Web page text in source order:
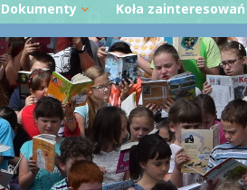
Dokumenty
Statut
Program wychowawczo-
profilaktyczny
Załącznik nr 1 do SPWP
Załącznik nr 2 do SPWP
Wniosek o wydanie opinii o
Koła zainteresowań
Kodowanie
Otwieramy Księgę
Bezpieczni w sieci
Kreatywna
Mały czytelnik